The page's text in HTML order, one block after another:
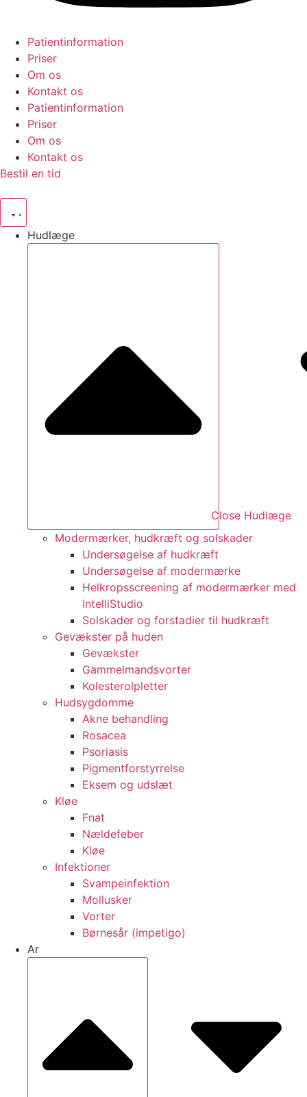
Patientinformation
Priser
Om os
Kontakt os
Patientinformation
Priser
Om os
Kontakt os
Bestil en tid
Hudlæge
Close Hudlæge
Modermærker, hudkræft og solskader
Undersøgelse af hudkræft
Undersøgelse af modermærke
Helkropsscreening af modermærker med
IntelliStudio
Solskader og forstadier til hudkræft
Gevækster på huden
Gevækster
Gammelmandsvorter
Kolesterolpletter
Hudsygdomme
Akne behandling
Rosacea
Psoriasis
Pigmentforstyrrelse
Eksem og udslæt
Kløe
Fnat
Nældefeber
Kløe
Infektioner
Svampeinfektion
Mollusker
Vorter
Børnesår (impetigo)
Ar